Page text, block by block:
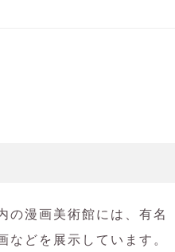
の漫画美術館には、有名
などを展示しています。